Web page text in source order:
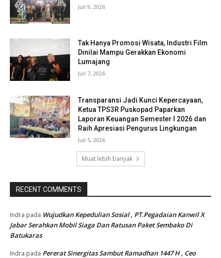
Juli 9, 2026
Tak Hanya Promosi Wisata, Industri Film
Dinilai Mampu Gerakkan Ekonomi
Lumajang
Juli 7, 2026
Transparansi Jadi Kunci Kepercayaan,
Ketua TPS3R Puskopad Paparkan
Laporan Keuangan Semester I 2026 dan
Raih Apresiasi Pengurus Lingkungan
Juli 5, 2026
Muat lebih banyak
RECENT COMMENTS
Indra pada Wujudkan Kepedulian Sosial , PT.Pegadaian Kanwil X
Jabar Serahkan Mobil Siaga Dan Ratusan Paket Sembako Di
Batukaras
Indra pada Pererat Sinergitas Sambut Ramadhan 1447 H , Ceo